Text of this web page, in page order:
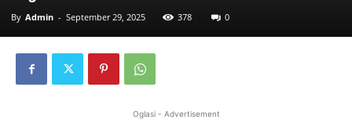
By Admin - September 29, 2025 378 0
Oglasi - Advertisement